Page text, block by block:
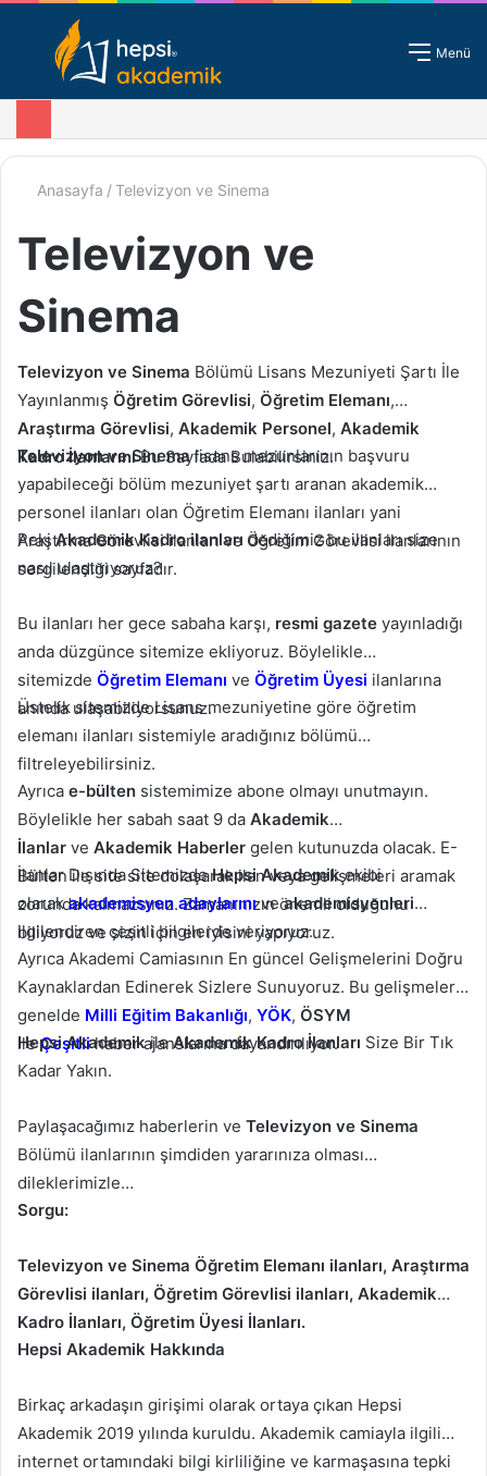
Giriş - Kayıt Menü
Anasayfa /Televizyon ve Sinema
Televizyon ve
Sinema
Televizyon ve Sinema Bölümü Lisans Mezuniyeti Şartı İle
Yayınlanmış Öğretim Görevlisi, Öğretim Elemanı,
Araştırma Görevlisi, Akademik Personel, Akademik
Kadro İlanlarınıBu Sayfada Bulabilirsiniz.
Televizyon ve Sinemalisans mezunlarının başvuru
yapabileceği bölüm mezuniyet şartı aranan akademik
personel ilanları olan Öğretim Elemanı ilanları yani
Araştırma Görevlisi ilanları ve Öğretim Görevlisi ilanlarının
sergilendiği sayfadır.
PekiAkademik Kadro ilanları dediğimiz bu ilanları size
nasıl ulaştırıyoruz?
Bu ilanları her gece sabaha karşı, resmi gazete yayınladığı
anda düzgünce sitemize ekliyoruz. Böylelikle
sitemizde Öğretim Elemanı ve Öğretim Üyesi ilanlarına
anında ulaşabiliyorsunuz.
Üstelik sitemizde Lisans mezuniyetine göre öğretim
elemanı ilanları sistemiyle aradığınız bölümü
filtreleyebilirsiniz.
Ayrıca e-bülten sistemimize abone olmayı unutmayın.
Böylelikle her sabah saat 9 da Akademik
İlanlar ve Akademik Haberler gelen kutunuzda olacak. E-
Bülten ile site site dolaşarak ilan veya gelişmeleri aramak
zorunda kalmazsınız. Zamanınızın önemli olduğunu
biliyoruz ve sizin için en iyisini yapıyoruz.
İlanlar Dışında SitemizdeHepsi Akademikekibi
olarakakademisyen adaylarınıveakademisyenleri
ilgilendiren çeşitli bilgilerde veriyoruz.
Ayrıca Akademi Camiasının En güncel Gelişmelerini Doğru
Kaynaklardan Edinerek Sizlere Sunuyoruz. Bu gelişmeler
genelde Milli Eğitim Bakanlığı, YÖK, ÖSYM
ileÇeşitlihaber ajanslarına dayandırılıyor.
Hepsi AkademikileAkademik Kadro İlanları Size Bir Tık
Kadar Yakın.
Paylaşacağımız haberlerin ve Televizyon ve Sinema
Bölümü ilanlarının şimdiden yararınıza olması
dileklerimizle…
Sorgu:
Televizyon ve Sinema Öğretim Elemanı ilanları, Araştırma
Görevlisi ilanları, Öğretim Görevlisi ilanları, Akademik
Kadro İlanları, Öğretim Üyesi İlanları.
Hepsi Akademik Hakkında
Birkaç arkadaşın girişimi olarak ortaya çıkan Hepsi
Akademik 2019 yılında kuruldu. Akademik camiayla ilgili
internet ortamındaki bilgi kirliliğine ve karmaşasına tepki